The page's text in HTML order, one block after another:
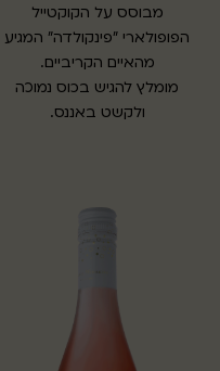
מבוסס על הקוקטייל
הפופולארי "פינקולדה" המגיע
מהאיים הקריביים.
מומלץ להגיש בכוס נמוכה
ולקשט באננס.